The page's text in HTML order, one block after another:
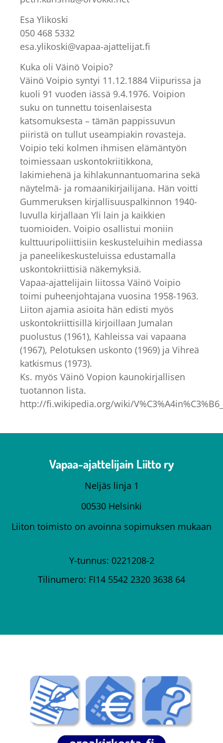
Esa Ylikoski
050 468 5332
esa.ylikoski@vapaa-ajattelijat.fi
Kuka oli Väinö Voipio?
Väinö Voipio syntyi 11.12.1884 Viipurissa ja
kuoli 91 vuoden iässä 9.4.1976. Voipion
suku on tunnettu toisenlaisesta
katsomuksesta – tämän pappissuvun
piiristä on tullut useampiakin rovasteja.
Voipio teki kolmen ihmisen elämäntyön
toimiessaan uskontokriitikkona,
lakimiehenä ja kihlakunnantuomarina sekä
näytelmä- ja romaanikirjailijana. Hän voitti
Gummeruksen kirjallisuuspalkinnon 1940-
luvulla kirjallaan Yli lain ja kaikkien
tuomioiden. Voipio osallistui moniin
kulttuuripoliittisiin keskusteluihin mediassa
ja paneelikeskusteluissa edustamalla
uskontokriittisiä näkemyksiä.
Vapaa-ajattelijain liitossa Väinö Voipio
toimi puheenjohtajana vuosina 1958-1963.
Liiton ajamia asioita hän edisti myös
uskontokriittisillä kirjoillaan Jumalan
puolustus (1961), Kahleissa vai vapaana
(1967), Pelotuksen uskonto (1969) ja Vihreä
katkismus (1973).
Ks. myös Väinö Vopion kaunokirjallisen
tuotannon lista.
http://fi.wikipedia.org/wiki/
Vapaa-ajattelijain Liitto ry
Neljäs linja 1
00530 Helsinki
Liiton toimisto on avoinna sopimuksen mukaan
Y-tunnus: 0221208-2
Tilinumero: FI14 5542 2320 3638 64